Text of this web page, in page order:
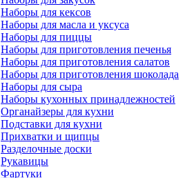
Наборы для кексов
Наборы для масла и уксуса
Наборы для пиццы
Наборы для приготовления печенья
Наборы для приготовления салатов
Наборы для приготовления шоколада
Наборы для сыра
Наборы кухонных принадлежностей
Органайзеры для кухни
Подставки для кухни
Прихватки и щипцы
Разделочные доски
Рукавицы
Фартуки